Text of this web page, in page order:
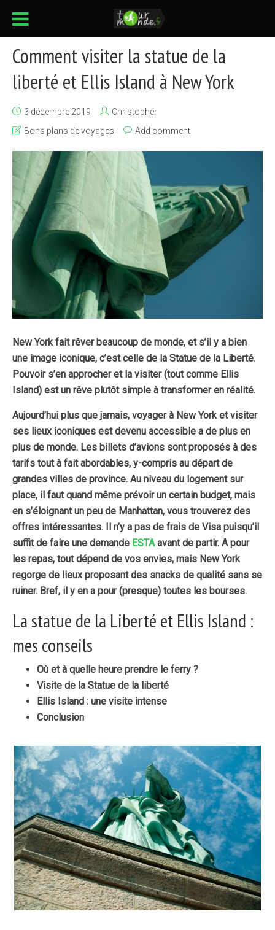
Comment visiter la statue de la
liberté et Ellis Island à New York
3 décembre 2019
Christopher
Bons plans de voyages
Add comment
New York fait rêver beaucoup de monde, et s’il y a bien
une image iconique, c’est celle de la Statue de la Liberté.
Pouvoir s’en approcher et la visiter (tout comme Ellis
Island) est un rêve plutôt simple à transformer en réalité.
Aujourd’hui plus que jamais, voyager à New York et visiter
ses lieux iconiques est devenu accessible a de plus en
plus de monde. Les billets d’avions sont proposés à des
tarifs tout à fait abordables, y-compris au départ de
grandes villes de province. Au niveau du logement sur
place, il faut quand même prévoir un certain budget, mais
en s’éloignant un peu de Manhattan, vous trouverez des
offres intéressantes. Il n’y a pas de frais de Visa puisqu’il
suffit de faire une demande ESTA avant de partir. A pour
les repas, tout dépend de vos envies, mais New York
regorge de lieux proposant des snacks de qualité sans se
ruiner. Bref, il y en a pour (presque) toutes les bourses.
La statue de la Liberté et Ellis Island :
mes conseils
Où et à quelle heure prendre le ferry ?
Visite de la Statue de la liberté
Ellis Island : une visite intense
Conclusion